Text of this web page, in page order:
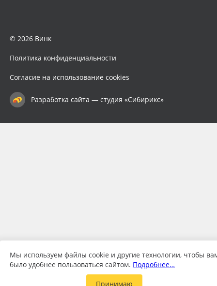
© 2026 Винк
Политика конфиденциальности
Согласие на использование cookies
Разработка сайта — студия «Сибирикс»
Мы используем файлы cookie и другие технологии, чтобы
было удобнее пользоваться сайтом. Подробнее…
Принимаю